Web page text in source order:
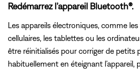
Redémarrez l’appareil Bluetooth®.
Les appareils électroniques, comme
cellulaires, les tablettes ou les
être réinitialisés pour corriger de petits
habituellement en éteignant l’appareil,